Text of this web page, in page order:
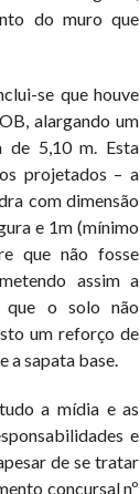
do muro que
se que houve
alargando um
de 5,10 m. Esta
projetados – a
com dimensão
e 1m (mínimo
que não fosse
assim a
que o solo não
um reforço de
a sapata base.
a mídia e as
e
de se tratar
concursal nº